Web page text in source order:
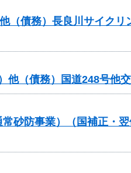
（債務）長良川サイク
他（債務）国道248号他
砂防事業）（国補正・